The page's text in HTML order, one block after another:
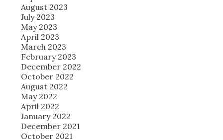
August 2023
July 2023
May 2023
April 2023
March 2023
February 2023
December 2022
October 2022
August 2022
May 2022
April 2022
January 2022
December 2021
October 2021